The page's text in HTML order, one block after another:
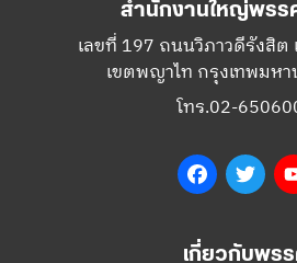
สำนักงานใหญ่พรร
เลขที่ 197 ถนนวิภาวดีรังสิต
เขตพญาไท กรุงเทพมห
โทร.02-
Facebook
เกี่ยวกับพร